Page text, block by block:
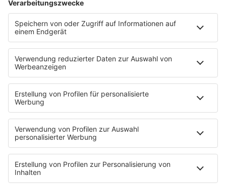
Ich hasse Sport
Sonntag Morgen
Strandbar
Putzfimmel
Deutschpop
Deutsche Liebeslieder
PODCASTS
Mit den Waffeln einer Frau
Frühstück bei Barbara
Brave & One
NotAufnahme
"Bewerbung und Karriere"
Aber bitte mit Schlager
Erdbeerkäse